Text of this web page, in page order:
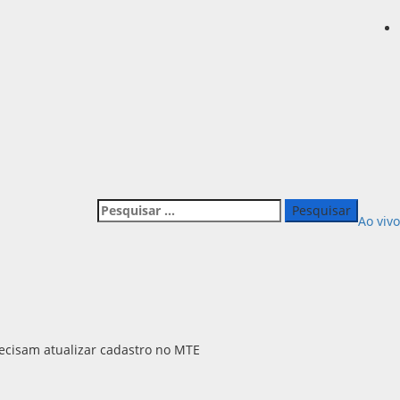
Pesquisar
por:
Ao vivo